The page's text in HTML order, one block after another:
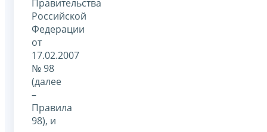
Правительства
Российской
Федерации
от
17.02.2007
№ 98
(далее
–
Правила
98), и